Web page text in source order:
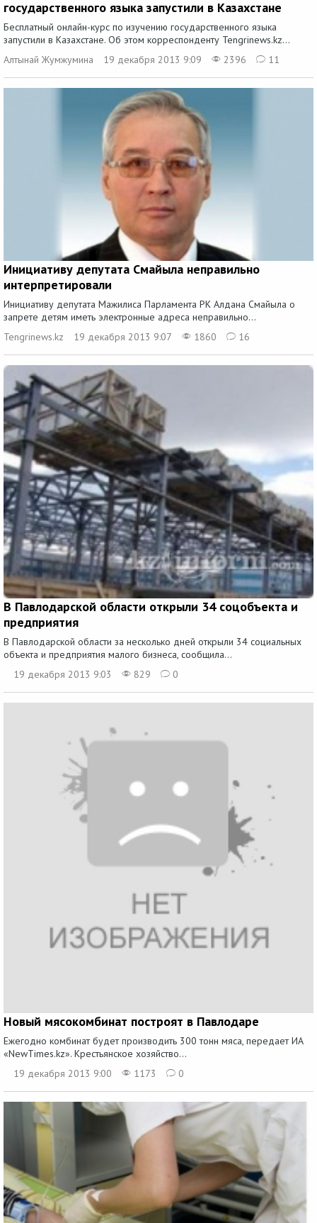
государственного языка запустили в Казахстане
Бесплатный онлайн-курс по изучению государственного языка
запустили в Казахстане. Об этом корреспонденту Tengrinews.kz...
Алтынай Жумжумина
19 декабря 2013 9:09 2396 11
Инициативу депутата Смайыла неправильно
интерпретировали
Инициативу депутата Мажилиса Парламента РК Алдана Смайыла о
запрете детям иметь электронные адреса неправильно...
Tengrinews.kz
19 декабря 2013 9:07 1860 16
В Павлодарской области открыли 34 соцобъекта и
предприятия
В Павлодарской области за несколько дней открыли 34 социальных
объекта и предприятия малого бизнеса, сообщила...
19 декабря 2013 9:03
829 0
Новый мясокомбинат построят в Павлодаре
Ежегодно комбинат будет производить 300 тонн мяса, передает ИА
«NewTimes.kz». Крестьянское хозяйство...
19 декабря 2013 9:00
1173 0